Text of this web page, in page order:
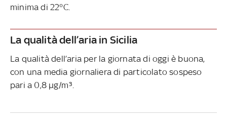
minima di 22°C.
La qualità dell’aria in Sicilia
La qualità dell’aria per la giornata di oggi è buona,
con una media giornaliera di particolato sospeso
pari a 0,8 µg/m³.